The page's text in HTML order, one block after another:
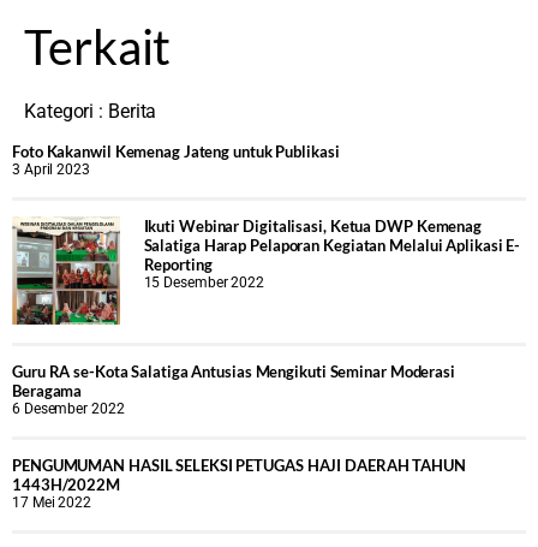
Terkait
Kategori : Berita
Foto Kakanwil Kemenag Jateng untuk Publikasi
3 April 2023
Ikuti Webinar Digitalisasi, Ketua DWP Kemenag
Salatiga Harap Pelaporan Kegiatan Melalui Aplikasi E-
Reporting
15 Desember 2022
Guru RA se-Kota Salatiga Antusias Mengikuti Seminar Moderasi
Beragama
6 Desember 2022
PENGUMUMAN HASIL SELEKSI PETUGAS HAJI DAERAH TAHUN
1443H/2022M
17 Mei 2022